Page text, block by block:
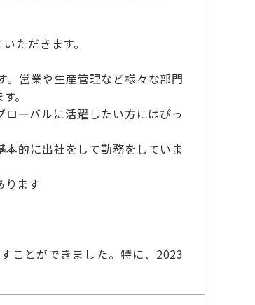
ただきます。
営業や生産管理など様々な部門
。
ーバルに活躍したい方にはぴっ
的に出社をして勤務をしていま
ります
ことができました。特に、2023